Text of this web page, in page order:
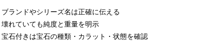
ブランドやシリーズ名は正確に伝える
壊れていても純度と重量を明示
宝石付きは宝石の種類・カラット・状態を確認